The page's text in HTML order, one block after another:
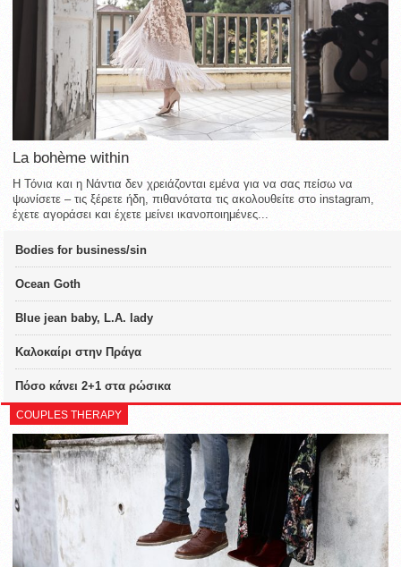
La bohème within
Η Τόνια και η Νάντια δεν χρειάζονται εμένα για να σας πείσω να
ψωνίσετε – τις ξέρετε ήδη, πιθανότατα τις ακολουθείτε στο instagram,
έχετε αγοράσει και έχετε μείνει ικανοποιημένες...
Bodies for business/sin
Ocean Goth
Blue jean baby, L.A. lady
Καλοκαίρι στην Πράγα
Πόσο κάνει 2+1 στα ρώσικα
COUPLES THERAPY